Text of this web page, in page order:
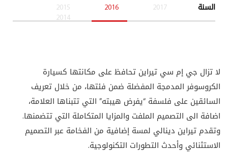
السنة 2017
2016
2015
2014
لا تزال جي إم سي تيراين تحافظ على مكانتها كسيارة
الكروسوفر المدمجة المفضلة ضمن فئتها، من خلال تعريف
السائقين على فلسفة “يفرض هيبته” التي تتبناها العلامة،
اضافة الى التصميم الملفت والمزايا المتكاملة التي تتضمنها.
وتقدم تيراين دينالي لمسة إضافية من الفخامة عبر التصميم
الاستثنائي وأحدث التطورات التكنولوجية.